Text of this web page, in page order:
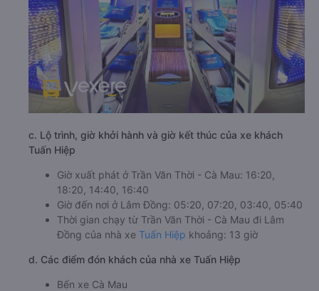
c. Lộ trình, giờ khởi hành và giờ kết thúc của xe khách
Tuấn Hiệp
Giờ xuất phát ở Trần Văn Thời - Cà Mau: 16:20,
18:20, 14:40, 16:40
Giờ đến nơi ở Lâm Đồng: 05:20, 07:20, 03:40, 05:40
Thời gian chạy từ Trần Văn Thời - Cà Mau đi Lâm
Đồng của nhà xe Tuấn Hiệp khoảng: 13 giờ
d. Các điểm đón khách của nhà xe Tuấn Hiệp
Bến xe Cà Mau